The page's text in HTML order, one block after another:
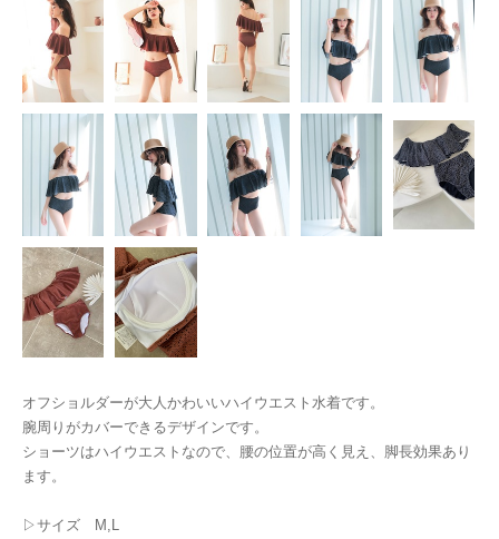
オフショルダーが大人かわいいハイウエスト水着です。
腕周りがカバーできるデザインです。
ショーツはハイウエストなので、腰の位置が高く見え、脚長効果あり
ます。
▷サイズ M,L